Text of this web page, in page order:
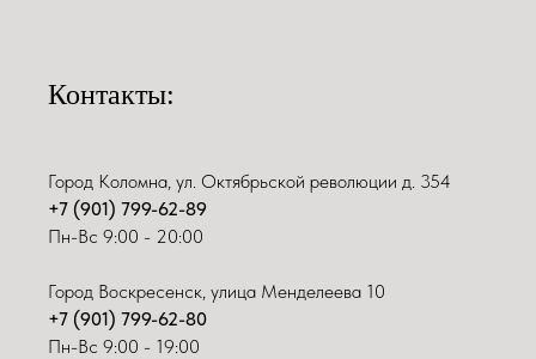
Контакты:
Город Коломна, ул. Октябрьской революции д. 354
+7 (901) 799-62-89
Пн-Вс 9:00 - 20:00
Город Воскресенск, улица Менделеева 10
+7 (901) 799-62-80
Пн-Вс 9:00 - 19:00